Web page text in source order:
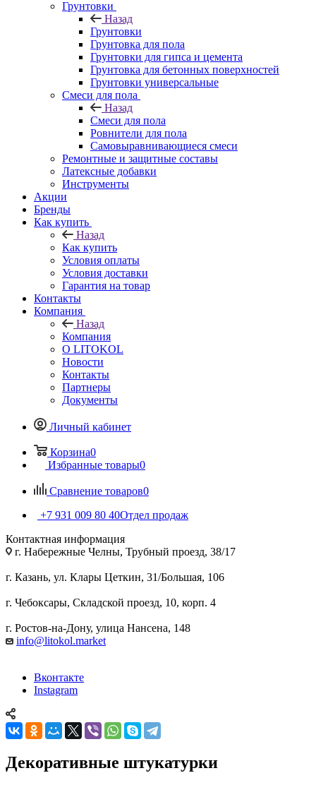
Грунтовки
Назад
Грунтовки
Грунтовка для пола
Грунтовки для гипса и цемента
Грунтовка для бетонных поверхностей
Грунтовки универсальные
Смеси для пола
Назад
Смеси для пола
Ровнители для пола
Самовыравнивающиеся смеси
Ремонтные и защитные составы
Латексные добавки
Инструменты
Акции
Бренды
Как купить
Назад
Как купить
Условия оплаты
Условия доставки
Гарантия на товар
Контакты
Компания
Назад
Компания
О LITOKOL
Новости
Контакты
Партнеры
Документы
Личный кабинет
Корзина0
Избранные товары0
Сравнение товаров0
+7 931 009 80 40Отдел продаж
Контактная информация
г. Набережные Челны, Трубный проезд, 38/17
г. Казань, ул. Клары Цеткин, 31/Большая, 106
г. Чебоксары, Складской проезд, 10, корп. 4
г. Ростов-на-Дону, улица Нансена, 148
info@litokol.market
Вконтакте
Instagram
Декоративные штукатурки